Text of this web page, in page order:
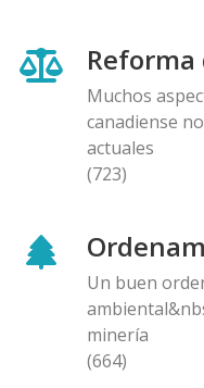
Muchos
canadiense
actuales
(723)
Un buen
minería
(664)